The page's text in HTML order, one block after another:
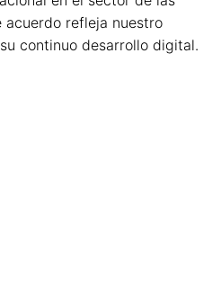
refleja nuestro
continuo desarrollo digital.